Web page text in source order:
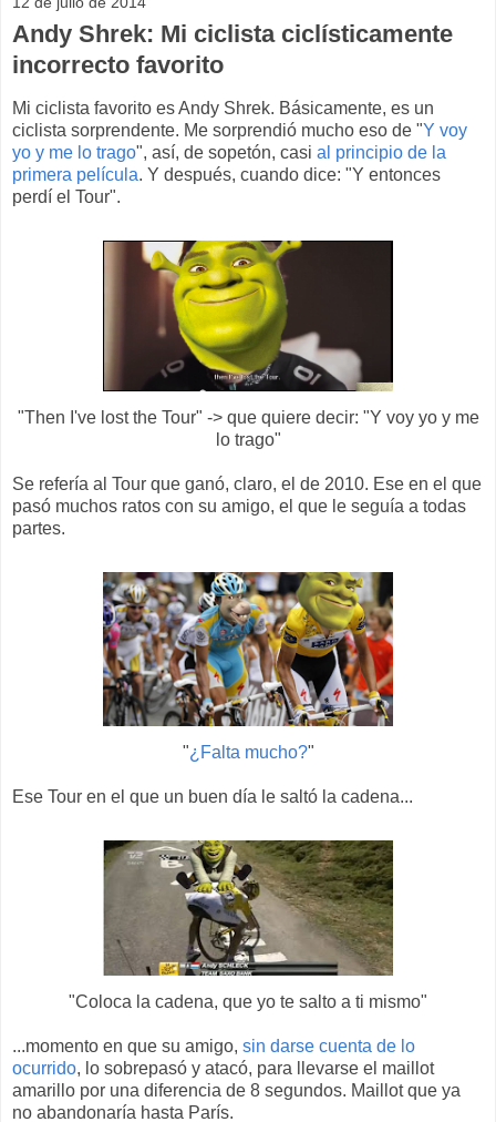
Andy Shrek: Mi ciclista ciclísticamente
incorrecto favorito
Mi ciclista favorito es Andy Shrek. Básicamente, es un
ciclista sorprendente. Me sorprendió mucho eso de "Y voy
yo y me lo trago", así, de sopetón, casi al principio de la
primera película. Y después, cuando dice: "Y entonces
perdí el Tour".
"Then I've lost the Tour" -> que quiere decir: "Y voy yo y me
lo trago"
Se refería al Tour que ganó, claro, el de 2010. Ese en el que
pasó muchos ratos con su amigo, el que le seguía a todas
partes.
"¿Falta mucho?"
Ese Tour en el que un buen día le saltó la cadena...
"Coloca la cadena, que yo te salto a ti mismo"
...momento en que su amigo, sin darse cuenta de lo
ocurrido, lo sobrepasó y atacó, para llevarse el maillot
amarillo por una diferencia de 8 segundos. Maillot que ya
no abandonaría hasta París.